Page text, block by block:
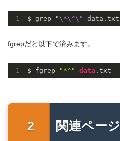
$ grep "\*\^\" data.txt
fgrepだと以下で済みます。
$ fgrep "*^" data .txt
関連ページ